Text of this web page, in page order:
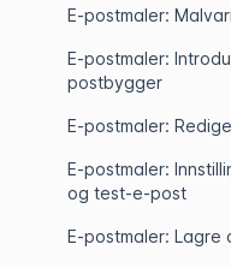
E-postmaler:
E-postmaler:
postbygger
E-postmaler:
E-postmaler:
og test-e-post
E-postmaler: Lagre